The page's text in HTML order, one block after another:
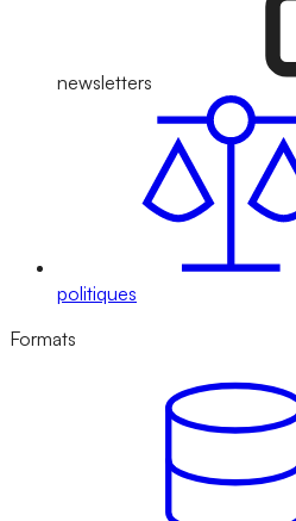
newsletters
politiques
Formats